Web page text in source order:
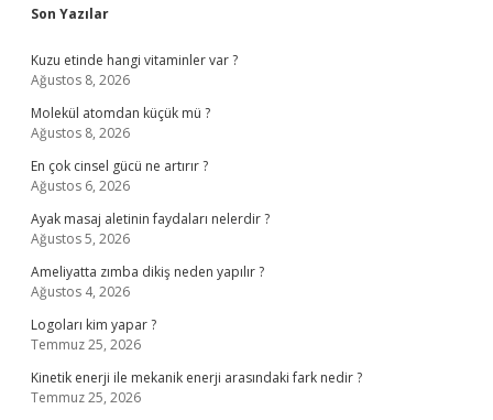
Sidebar
Son Yazılar
Kuzu etinde hangi vitaminler var ?
Ağustos 8, 2026
Molekül atomdan küçük mü ?
Ağustos 8, 2026
En çok cinsel gücü ne artırır ?
Ağustos 6, 2026
Ayak masaj aletinin faydaları nelerdir ?
Ağustos 5, 2026
Ameliyatta zımba dikiş neden yapılır ?
Ağustos 4, 2026
Logoları kim yapar ?
Temmuz 25, 2026
Kinetik enerji ile mekanik enerji arasındaki fark nedir ?
Temmuz 25, 2026